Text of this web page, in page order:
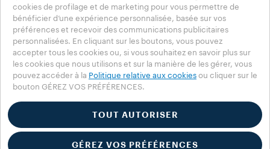
capital 25 090 000 € payée en totalité
cookies de profilage et de marketing pour vous permettre de
bénéficier d’une expérience personnalisée, basée sur vos
préférences et recevoir des communications publicitaires
personnalisées. En cliquant sur les boutons, vous pouvez
accepter tous les cookies ou, si vous souhaitez en savoir plus sur
les cookies que nous utilisons et sur la manière de les gérer, vous
pouvez accéder à la Politique relative aux cookies ou cliquer sur le
bouton GÉREZ VOS PRÉFÉRENCES.
TOUT AUTORISER
GÉREZ VOS PRÉFÉRENCES